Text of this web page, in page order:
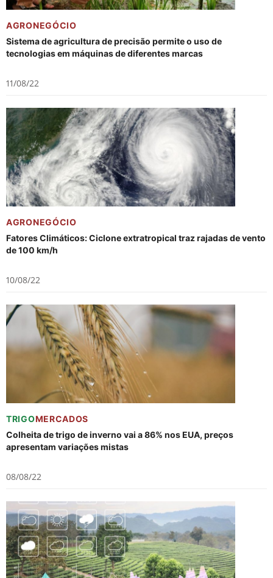
AGRONEGÓCIO
Sistema de agricultura de precisão permite o uso de
tecnologias em máquinas de diferentes marcas
11/08/22
AGRONEGÓCIO
Fatores Climáticos: Ciclone extratropical traz rajadas de vento
de 100 km/h
10/08/22
TRIGOMERCADOS
Colheita de trigo de inverno vai a 86% nos EUA, preços
apresentam variações mistas
08/08/22